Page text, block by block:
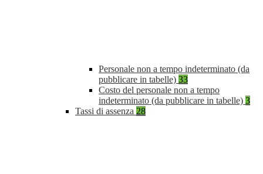
Personale non a tempo indeterminato (da
pubblicare in tabelle) 33
Costo del personale non a tempo
indeterminato (da pubblicare in tabelle) 3
Tassi di assenza 28